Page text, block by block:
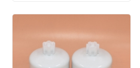
متقاطع 1202804093 HF35315
للاستخدام مع Atlas Copco
GA11C GA30 GA37 GA5 GA7